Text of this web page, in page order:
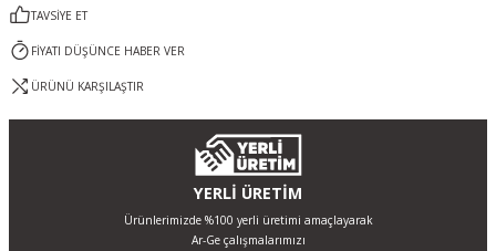
TAVSİYE ET
FİYATI DÜŞÜNCE HABER VER
ÜRÜNÜ KARŞILAŞTIR
YERLİ ÜRETİM
Ürünlerimizde %100 yerli üretimi amaçlayarak
Ar-Ge çalışmalarımızı